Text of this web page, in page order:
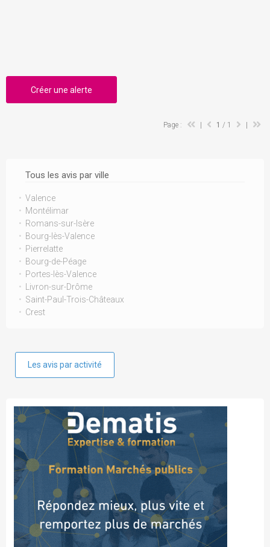
Tous les avis par ville
Valence
Montélimar
Romans-sur-Isère
Bourg-lès-Valence
Pierrelatte
Bourg-de-Péage
Portes-lès-Valence
Livron-sur-Drôme
Saint-Paul-Trois-Châteaux
Crest
Les avis par activité
Créer une alerte
Page : 1 / 1